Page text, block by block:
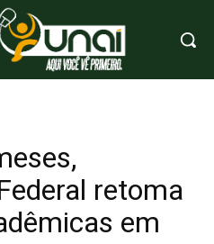
retoma
em